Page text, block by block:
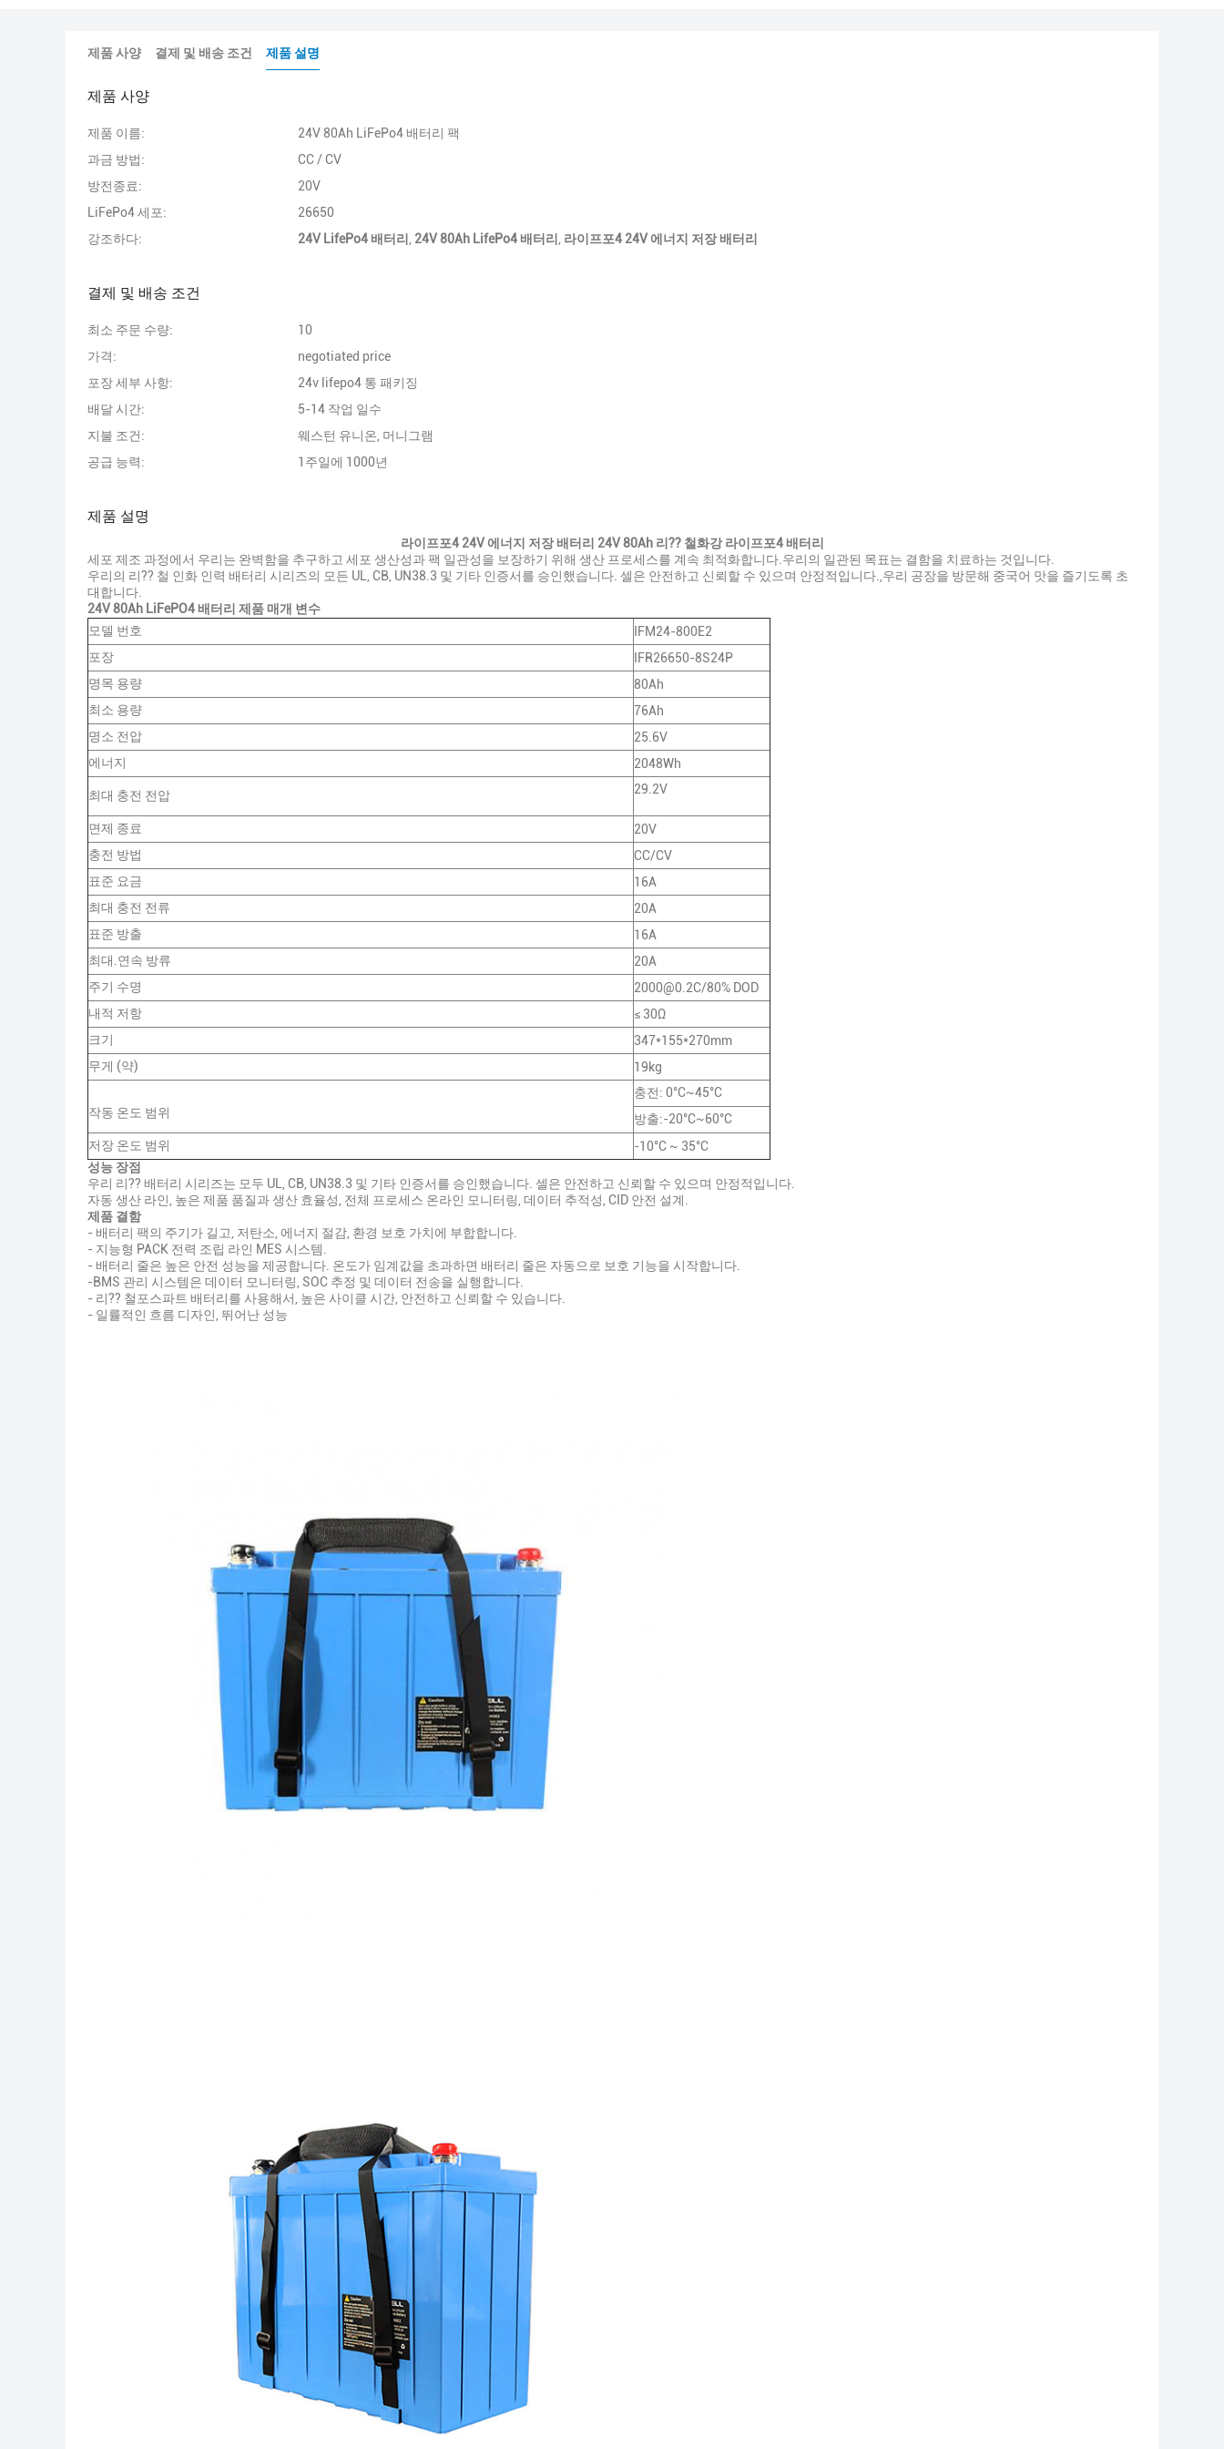
제품 사양 결제 및 배송 조건 제품 설명
제품 사양
제품 이름:
24V 80Ah LiFePo4 배터리 팩
과금 방법:
CC / CV
방전종료:
20V
LiFePo4 세포:
26650
강조하다:
24V LifePo4 배터리 24V 80Ah LifePo4 배터리 라이프포4 24V 에너지 저장 배터리
결제 및 배송 조건
최소 주문 수량:
10
가격:
negotiated price
포장 세부 사항:
24v lifepo4 통 패키징
배달 시간:
5-14 작업 일수
지불 조건:
웨스턴 유니온, 머니그램
공급 능력:
1주일에 1000년
제품 설명
라이프포4 24V 에너지 저장 배터리 24V 80Ah 리?? 철화강 라이프포4 배터리
세포 제조 과정에서 우리는 완벽함을 추구하고 세포 생산성과 팩 일관성을 보장하기 위해 생산 프로세스를 계속 최적화합니다.우리의 일관된 목표는 결함을 치료하는 것입니다.
우리의 리?? 철 인화 인력 배터리 시리즈의 모든 UL, CB, UN38.3 및 기타 인증서를 승인했습니다. 셀은 안전하고 신뢰할 수 있으며 안정적입니다.,우리 공장을 방문해 중국어 맛을 즐기도록 초
대합니다.
24V 80Ah LiFePO4 배터리 제품 매개 변수
모델 번호
IFM24-800E2
포장
IFR26650-8S24P
명목 용량
80Ah
최소 용량
76Ah
명소 전압
25.6V
에너지
2048Wh
최대 충전 전압 29.2V
면제 종료
20V
충전 방법
CC/CV
표준 요금
16A
최대 충전 전류
20A
표준 방출
16A
최대.연속 방류
20A
주기 수명
2000@0.2C/80% DOD
내적 저항
≤ 30Ω
크기
347*155*270mm
무게 (약)
19kg
작동 온도 범위
충전: 0°C~45°C
방출:-20°C~60°C
저장 온도 범위
-10°C ~ 35°C
성능 장점
우리 리?? 배터리 시리즈는 모두 UL, CB, UN38.3 및 기타 인증서를 승인했습니다. 셀은 안전하고 신뢰할 수 있으며 안정적입니다.
자동 생산 라인, 높은 제품 품질과 생산 효율성, 전체 프로세스 온라인 모니터링, 데이터 추적성, CID 안전 설계.
제품 결함
- 배터리 팩의 주기가 길고, 저탄소, 에너지 절감, 환경 보호 가치에 부합합니다.
- 지능형 PACK 전력 조립 라인 MES 시스템.
- 배터리 줄은 높은 안전 성능을 제공합니다. 온도가 임계값을 초과하면 배터리 줄은 자동으로 보호 기능을 시작합니다.
-BMS 관리 시스템은 데이터 모니터링, SOC 추정 및 데이터 전송을 실행합니다.
- 리?? 철포스파트 배터리를 사용해서, 높은 사이클 시간, 안전하고 신뢰할 수 있습니다.
- 일률적인 흐름 디자인, 뛰어난 성능